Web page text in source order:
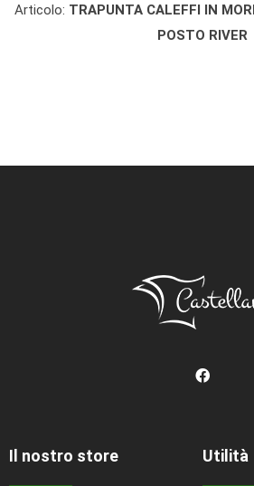
Articolo: TRAPUNTA CALEFFI IN
POSTO RIVER
Il nostro store Utilità